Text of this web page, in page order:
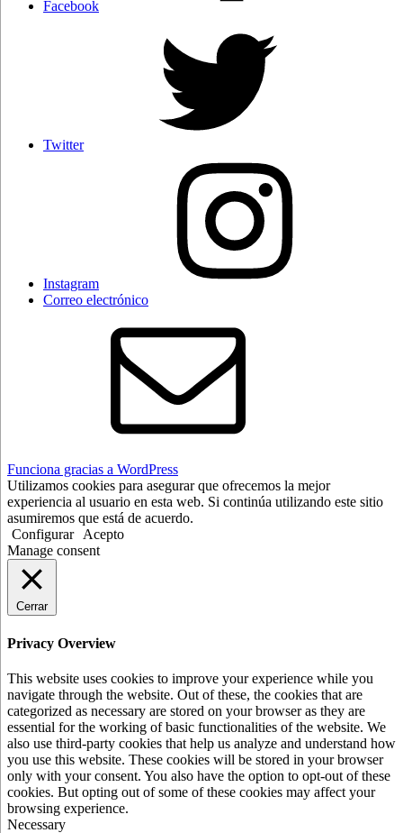
Facebook
Twitter
Instagram
Correo electrónico
Funciona gracias a WordPress
Utilizamos cookies para asegurar que ofrecemos la mejor
experiencia al usuario en esta web. Si continúa utilizando este sitio
asumiremos que está de acuerdo.
Configurar Acepto
Manage consent
Cerrar
Privacy Overview
This website uses cookies to improve your experience while you
navigate through the website. Out of these, the cookies that are
categorized as necessary are stored on your browser as they are
essential for the working of basic functionalities of the website. We
also use third-party cookies that help us analyze and understand how
you use this website. These cookies will be stored in your browser
only with your consent. You also have the option to opt-out of these
cookies. But opting out of some of these cookies may affect your
browsing experience.
Necessary